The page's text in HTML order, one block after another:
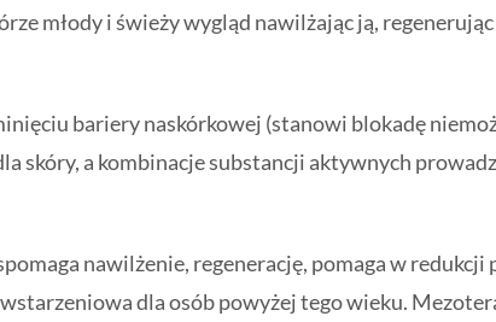
młody i świeży wygląd nawilżając ją,
bariery naskórkowej (stanowi blokadę
skóry, a kombinacje substancji aktywnych
nawilżenie, regenerację, pomaga w redukcji
dla osób powyżej tego wieku.